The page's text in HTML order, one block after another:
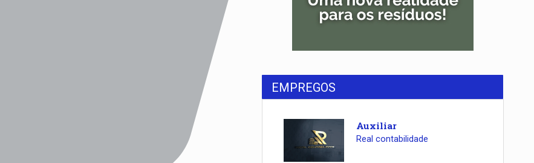
EMPREGOS
Auxiliar
Real contabilidade